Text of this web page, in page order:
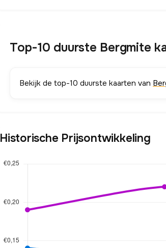
Top-10 duurste Bergmite
Bekijk de top-10 duurste kaarten van
Historische Prijsontwikkeling